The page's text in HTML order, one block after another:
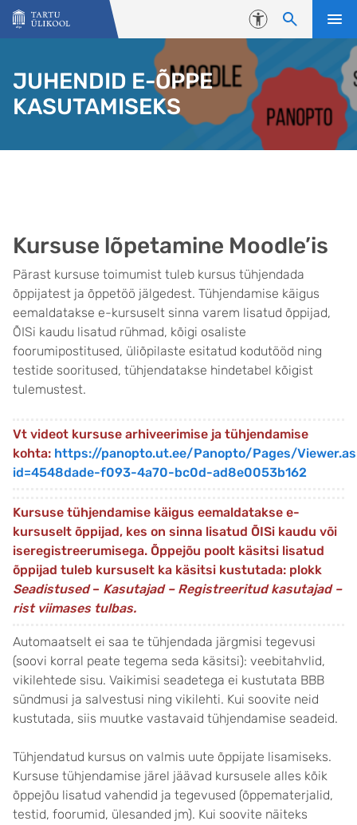
Liigu edasi põhisisu juurde
Juurdepääsetavus
JUHENDID E-ÕPPE
KASUTAMISEKS
Kursuse lõpetamine Moodle’is
Pärast kursuse toimumist tuleb kursus tühjendada
õppijatest ja õppetöö jälgedest. Tühjendamise käigus
eemaldatakse e-kursuselt sinna varem lisatud õppijad,
ÕISi kaudu lisatud rühmad, kõigi osaliste
foorumipostitused, üliõpilaste esitatud kodutööd ning
testide sooritused, tühjendatakse hindetabel kõigist
tulemustest.
Vt videot kursuse arhiveerimise ja tühjendamise
kohta: https://panopto.ut.ee/Panopto/Pages/
id=4548dade-f093-4a70-bc0d-ad8e0053b162
Kursuse tühjendamise käigus eemaldatakse e-
kursuselt õppijad, kes on sinna lisatud ÕISi kaudu või
iseregistreerumisega. Õppejõu poolt käsitsi lisatud
õppijad tuleb kursuselt ka käsitsi kustutada: plokk
Seadistused– Kasutajad – Registreeritud kasutajad –
rist viimases tulbas.
Automaatselt ei saa te tühjendada järgmisi tegevusi
(soovi korral peate tegema seda käsitsi): veebitahvlid,
vikilehtede sisu. Vaikimisi seadetega ei kustutata BBB
sündmusi ja salvestusi ning vikilehti. Kui soovite neid
kustutada, siis muutke vastavaid tühjendamise seadeid.
Tühjendatud kursus on valmis uute õppijate lisamiseks.
Kursuse tühjendamise järel jäävad kursusele alles kõik
õppejõu lisatud vahendid ja tegevused (õppematerjalid,
testid, foorumid, ülesanded jm). Kui soovite näiteks